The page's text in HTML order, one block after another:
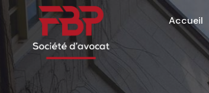
Accueil